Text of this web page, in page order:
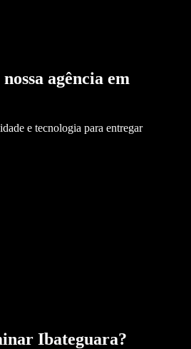
agência em
e tecnologia para entregar
Ibateguara?